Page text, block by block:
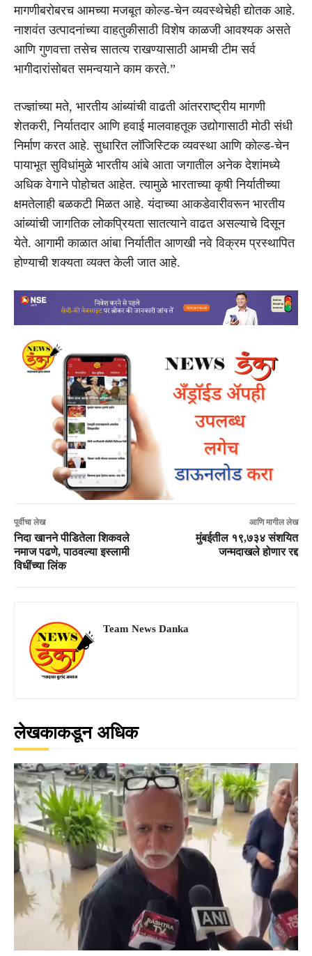
मागणीबरोबरच आमच्या मजबूत कोल्ड-चेन व्यवस्थेचेही द्योतक आहे.
नाशवंत उत्पादनांच्या वाहतुकीसाठी विशेष काळजी आवश्यक असते
आणि गुणवत्ता तसेच सातत्य राखण्यासाठी आमची टीम सर्व
भागीदारांसोबत समन्वयाने काम करते.”
तज्ज्ञांच्या मते, भारतीय आंब्यांची वाढती आंतरराष्ट्रीय मागणी
शेतकरी, निर्यातदार आणि हवाई मालवाहतूक उद्योगासाठी मोठी संधी
निर्माण करत आहे. सुधारित लॉजिस्टिक व्यवस्था आणि कोल्ड-चेन
पायाभूत सुविधांमुळे भारतीय आंबे आता जगातील अनेक देशांमध्ये
अधिक वेगाने पोहोचत आहेत. त्यामुळे भारताच्या कृषी निर्यातीच्या
क्षमतेलाही बळकटी मिळत आहे. यंदाच्या आकडेवारीवरून भारतीय
आंब्यांची जागतिक लोकप्रियता सातत्याने वाढत असल्याचे दिसून
येते. आगामी काळात आंबा निर्यातीत आणखी नवे विक्रम प्रस्थापित
होण्याची शक्यता व्यक्त केली जात आहे.
पूर्वीचा लेख
निदा खानने पीडितेला शिकवले
नमाज पढणे, पाठवल्या इस्लामी
विधींच्या लिंक
आणि मागील लेख
मुंबईतील १९,७३४ संशयित
जन्मदाखले होणार रद्द
Team News Danka
लेखकाकडून अधिक